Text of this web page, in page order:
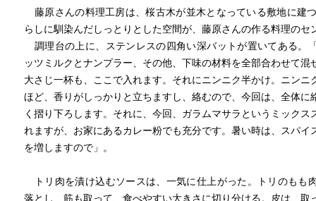
藤原さんの料理工房は、桜古木が並木となっている敷地に建
らしに馴染んだしっとりとした空間が、藤原さんの作る料理のセ
調理台の上に、ステンレスの四角い深バットが置いてある。
ッツミルクとナンプラー、その他、下味の材料を全部合わせて混
大さじ一杯も、ここで入れます。それにニンニク半かけ。ニンニ
ほど、香りがしっかりと立ちますし、絡むので、今回は、全体に
く摺り下ろします。それに、今回、ガラムマサラというミックス
れますが、お家にあるカレー粉でも充分です。暑い時は、スパイ
を増しますので」。
トリ肉を漬け込むソースは、一気に仕上がった。トリのもも
落とし、筋も取って、食べやすい大きさに切り分ける。皮は、取